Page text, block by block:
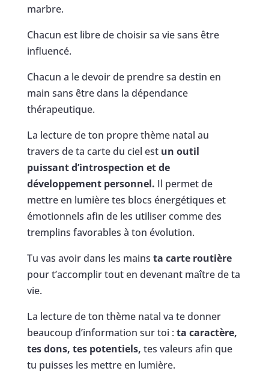
marbre.
Chacun est libre de choisir sa vie sans être
influencé.
Chacun a le devoir de prendre sa destin en
main sans être dans la dépendance
thérapeutique.
La lecture de ton propre thème natal au
travers de ta carte du ciel est un outil
puissant d’introspection et de
développement personnel. Il permet de
mettre en lumière tes blocs énergétiques et
émotionnels afin de les utiliser comme des
tremplins favorables à ton évolution.
Tu vas avoir dans les mains ta carte routière
pour t’accomplir tout en devenant maître de ta
vie.
La lecture de ton thème natal va te donner
beaucoup d’information sur toi : ta caractère,
tes dons, tes potentiels, tes valeurs afin que
tu puisses les mettre en lumière.